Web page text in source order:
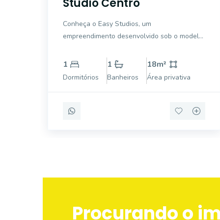
Studio Centro
Conheça o Easy Studios, um
empreendimento desenvolvido sob o modelo
conforme a Lei nº 5.671/41, localizado no
Centro de Florianópolis. Com um conceito
moderno, compacto e funcional, o projeto
1
Dormitórios
1
Banheiros
18m²
Área privativa
Procurando o